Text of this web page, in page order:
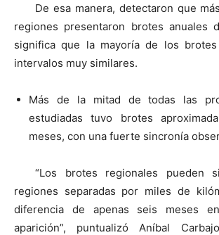
De esa manera, detectaron que
regiones presentaron brotes anuales
significa que la mayoría de los
intervalos muy similares.
Más de la mitad de todas las
estudiadas tuvo brotes
meses, con una fuerte sincronía
“Los brotes regionales pueden
regiones separadas por miles de
diferencia de apenas seis meses
aparición”, puntualizó Aníbal